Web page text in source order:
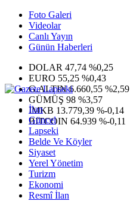
Foto Galeri
Videolar
Canlı Yayın
Günün Haberleri
DOLAR 47,74 %0,25
EURO 55,25 %0,43
G.ALTIN6.660,55 %2,59
GÜMÜŞ 98 %3,57
IMKB 13.779,39 %-0,14
BITCOIN 64.939 %-0,11
İlan
Güncel
Lapseki
Belde Ve Köyler
Siyaset
Yerel Yönetim
Turizm
Ekonomi
Resmî İlan